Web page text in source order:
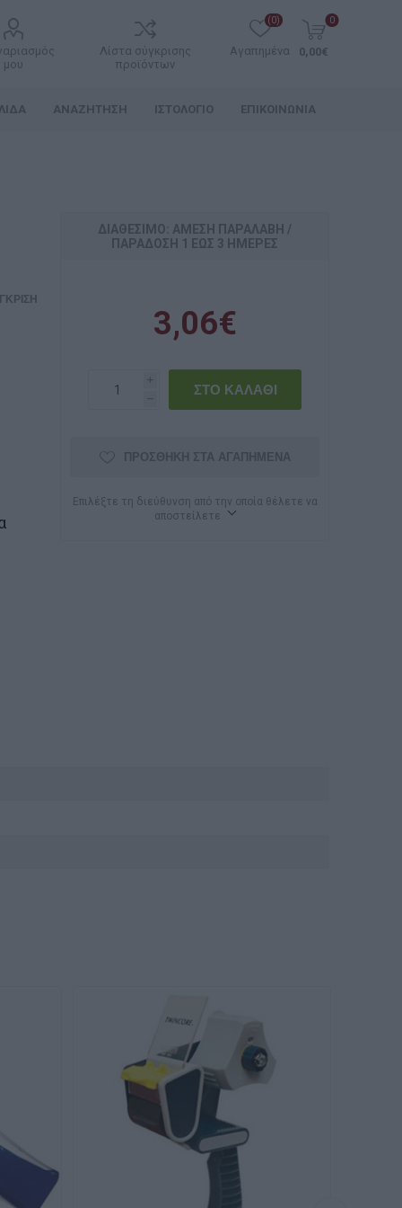
μου
Λίστα σύγκρισης
προϊόντων
Αγαπημένα
(0) 0
0,00€
ΑΝΑΖΉΤΗΣΗ ΙΣΤΟΛΌΓΙΟ ΕΠΙΚΟΙΝΩΝΊΑ
ΔΙΑΘΈΣΙΜΟ: ΆΜΕΣΗ ΠΑΡΑΛΑΒΉ /
ΠΑΡΆΔOΣΗ 1 ΈΩΣ 3 ΗΜΈΡΕΣ
3,06€
i
h
ΠΡΟΣΘΉΚΗ ΣΤΑ ΑΓΑΠΗΜΈΝΑ
Επιλέξτε τη διεύθυνση από την οποία θέλετε να
αποστείλετε